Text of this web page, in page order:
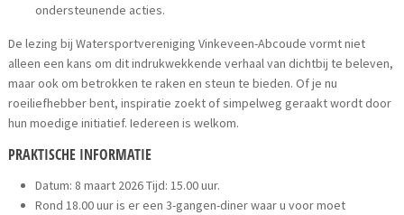
ondersteunende acties.
De lezing bij Watersportvereniging Vinkeveen-Abcoude vormt niet
alleen een kans om dit indrukwekkende verhaal van dichtbij te beleven,
maar ook om betrokken te raken en steun te bieden. Of je nu
roeiliefhebber bent, inspiratie zoekt of simpelweg geraakt wordt door
hun moedige initiatief. Iedereen is welkom.
PRAKTISCHE INFORMATIE
Datum: 8 maart 2026 Tijd: 15.00 uur.
Rond 18.00 uur is er een 3-gangen-diner waar u voor moet